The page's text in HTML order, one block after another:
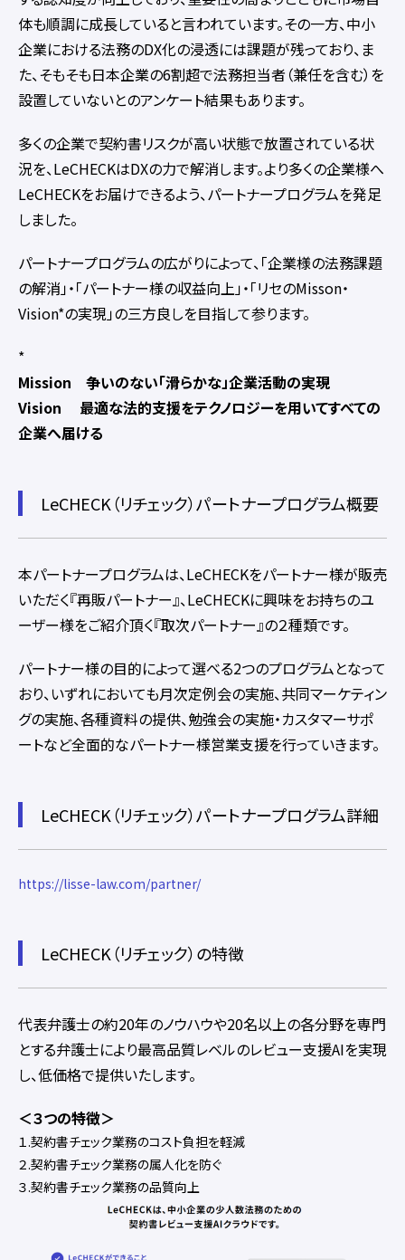
体も順調に成長していると言われています。その一方、中小
企業における法務のDX化の浸透には課題が残っており、ま
た、そもそも日本企業の6割超で法務担当者（兼任を含む）を
設置していないとのアンケート結果もあります。
多くの企業で契約書リスクが高い状態で放置されている状
況を、LeCHECKはDXの力で解消します。より多くの企業様へ
LeCHECKをお届けできるよう、パートナープログラムを発足
しました。
パートナープログラムの広がりによって、「企業様の法務課題
の解消」・「パートナー様の収益向上」・「リセのMisson・
Vision*の実現」の三方良しを目指して参ります。
*
Mission 争いのない「滑らかな」企業活動の実現
Vision 最適な法的支援をテクノロジーを用いてすべての
企業へ届ける
LeCHECK（リチェック）パートナープログラム概要
本パートナープログラムは、LeCHECKをパートナー様が販売
いただく『再販パートナー』、LeCHECKに興味をお持ちのユ
ーザー様をご紹介頂く『取次パートナー』の２種類です。
パートナー様の目的によって選べる2つのプログラムとなって
おり、いずれにおいても月次定例会の実施、共同マーケティン
グの実施、各種資料の提供、勉強会の実施・カスタマーサポ
ートなど全面的なパートナー様営業支援を行っていきます。
LeCHECK（リチェック）パートナープログラム詳細
https://lisse-law.com/partner/
LeCHECK（リチェック）の特徴
代表弁護士の約20年のノウハウや20名以上の各分野を専門
とする弁護士により最高品質レベルのレビュー支援AIを実現
し、低価格で提供いたします。
＜３つの特徴＞
１.契約書チェック業務のコスト負担を軽減
２.契約書チェック業務の属人化を防ぐ
３.契約書チェック業務の品質向上